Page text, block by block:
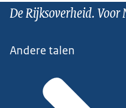
De Rijksoverheid. Voor
Andere talen